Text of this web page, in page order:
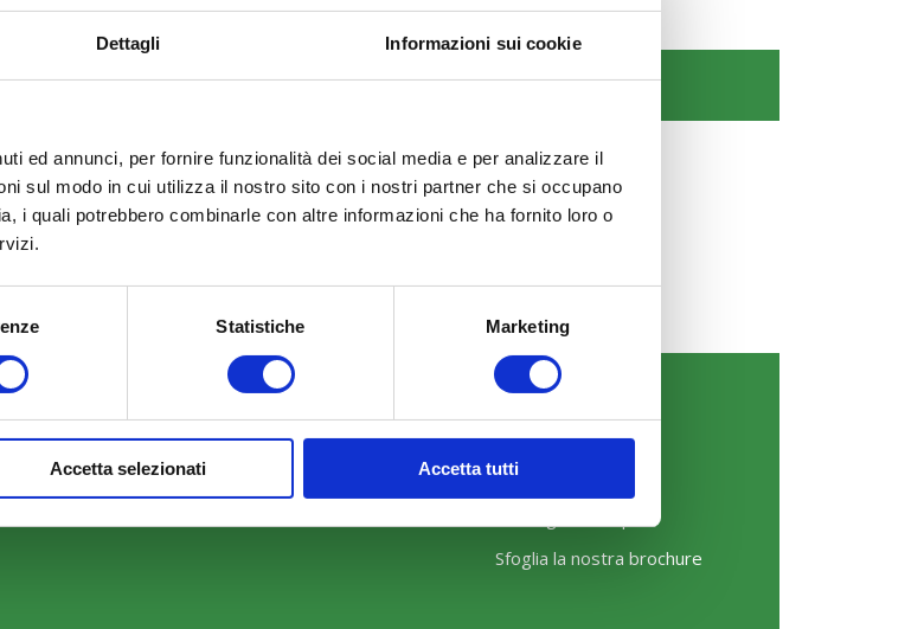
Dettagli Informazioni sui cookie
ed annunci, per fornire funzionalità dei social media e per analizzare il
sul modo in cui utilizza il nostro sito con i nostri partner che si occupano
i quali potrebbero combinarle con altre informazioni che ha fornito loro o
Statistiche Marketing
Accetta selezionati Accetta tutti
di aggiudicazione
COME ADERIRE
Modalità di adesione
Mobilità e Portabilità
COMUNICAZIONI
News
Eventi
Sfoglia la nostra brochure